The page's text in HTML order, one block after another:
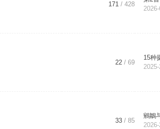
171 / 428
22 / 69
33 / 85
鵷鶵